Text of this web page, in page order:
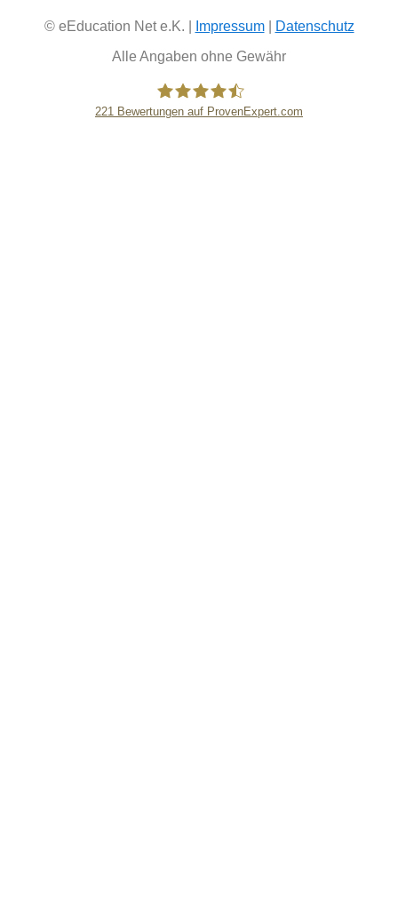
© eEducation Net e.K. | Impressum|
Datenschutz
Alle Angaben ohne Gewähr
221 Bewertungen auf ProvenExpert.com